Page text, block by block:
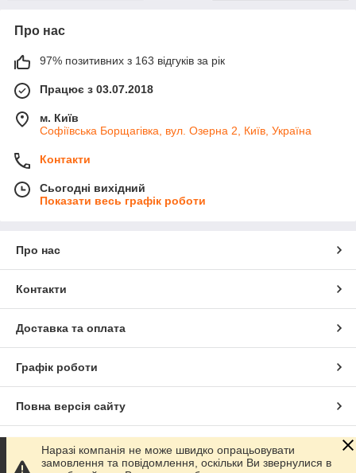
Про нас
97% позитивних з 163 відгуків за рік
Працює з 03.07.2018
м. Київ
Софіївська Борщагівка, вул. Озерна 2, Київ, Україна
Контакти
Сьогодні вихідний
Показати весь графік роботи
Про нас
Контакти
Доставка та оплата
Графік роботи
Повна версія сайту
Сайт створено на маркетплейсі
Наразі компанія не може швидко опрацьовувати
замовлення та повідомлення, оскільки Ви звернулися в